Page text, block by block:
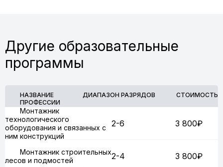
Другие образовательные
программы
НАЗВАНИЕ
ПРОФЕССИИ
ДИАПАЗОН РАЗРЯДОВ СТОИМОСТЬ
Монтажник
технологического
оборудования и связанных с
ним конструкций
2-6 3 800₽
Монтажник строительных
лесов и подмостей
2-4 3 800₽